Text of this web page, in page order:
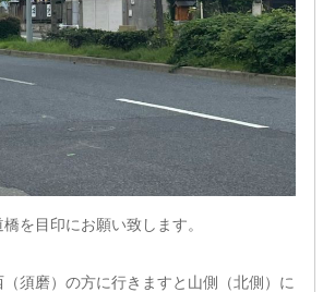
橋を目印にお願い致します。
須磨）の方に行きますと山側（北側）に